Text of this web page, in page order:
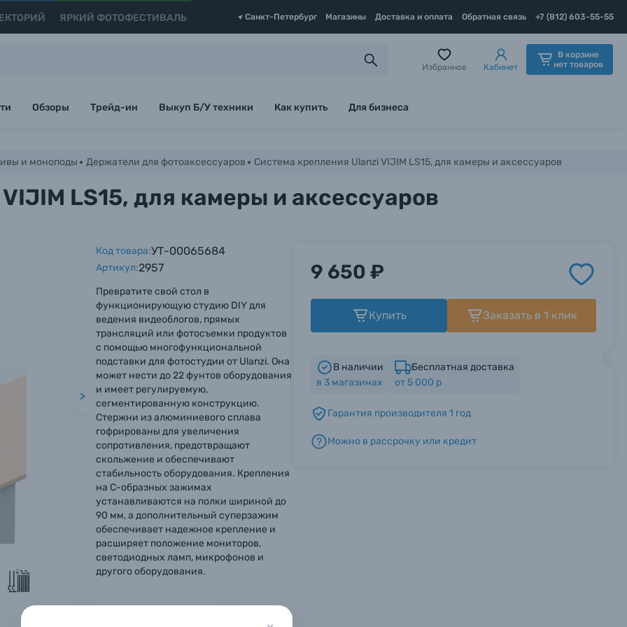
ЯРКИЙ ФОТОФЕСТИВАЛЬ Санкт-Петербург Магазины Доставка и оплата Обратная связь +7 (812) 603-55-55
вопросы?
ответить как можно скорее.
вопросы?
ответить как можно скорее.
Избранное Кабинет
В корзине
нет товаров
Обзоры Трейд-ин Выкуп Б/У техники Как купить Для бизнеса
и моноподы Держатели для фотоаксессуаров Cистема крепления Ulanzi VIJIM LS15, для камеры и аксессуаров
LS15, для камеры и аксессуаров
>
Код товара:УТ-00065684
Артикул:2957
Превратите свой стол в
функционирующую студию DIY для
ведения видеоблогов, прямых
трансляций или фотосъемки продуктов
с помощью многофункциональной
подставки для фотостудии от Ulanzi. Она
может нести до 22 фунтов оборудования
и имеет регулируемую,
сегментированную конструкцию.
Стержни из алюминиевого сплава
гофрированы для увеличения
сопротивления, предотвращают
скольжение и обеспечивают
стабильность оборудования. Крепления
на C-образных зажимах
устанавливаются на полки шириной до
90 мм, а дополнительный суперзажим
обеспечивает надежное крепление и
расширяет положение мониторов,
светодиодных ламп, микрофонов и
другого оборудования.
9 650 ₽
Купить Заказать в 1 клик
В наличии
в 3магазинах
Бесплатная доставка
от 5 000 р
Гарантия производителя 1 год
Можно в рассрочку или кредит
вопросы?
ответить как можно скорее.